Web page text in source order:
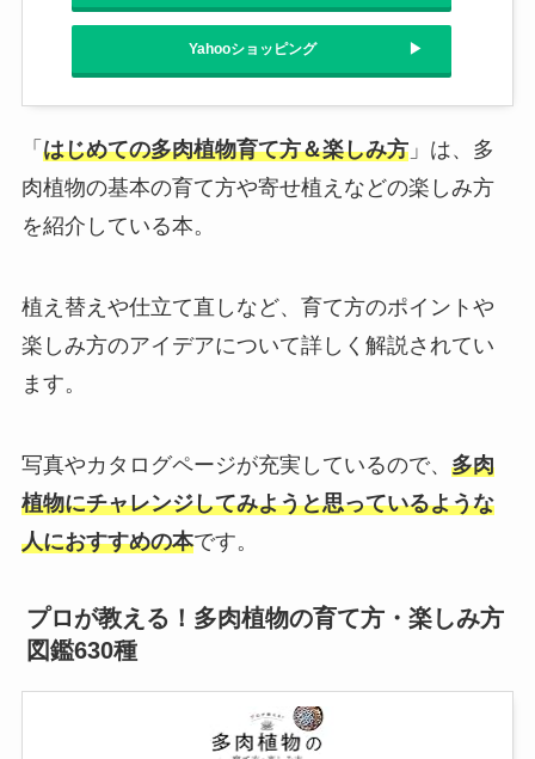
Yahooショッピング
「 はじめての多肉植物育て方＆楽しみ方」は、多
肉植物の基本の育て方や寄せ植えなどの楽しみ方
を紹介している本。
植え替えや仕立て直しなど、育て方のポイントや
楽しみ方のアイデアについて詳しく解説されてい
ます。
写真やカタログページが充実しているので、 多肉
植物にチャレンジしてみようと思っているような
人におすすめの本です。
プロが教える！多肉植物の育て方・楽しみ方
図鑑630種